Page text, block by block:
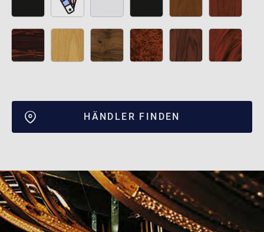
HÄNDLER FINDEN